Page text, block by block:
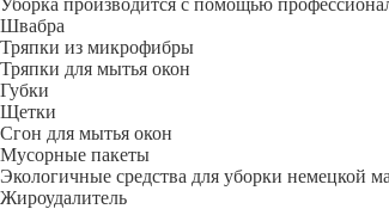
Уборка производится с помощью
Швабра
Тряпки из микрофибры
Тряпки для мытья окон
Губки
Щетки
Сгон для мытья окон
Мусорные пакеты
Экологичные средства для уборки немецкой
Жироудалитель